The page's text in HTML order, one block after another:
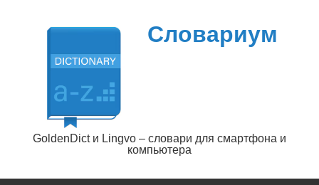
содержимому
Словариум
GoldenDict и Lingvo – словари для смартфона и
компьютера